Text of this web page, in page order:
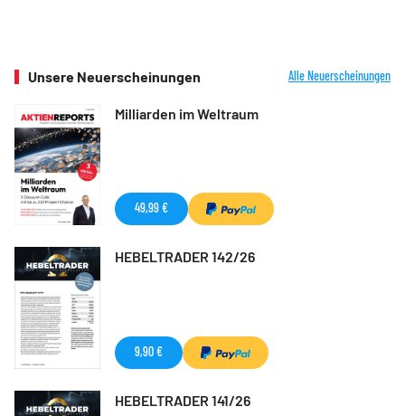
Unsere Neuerscheinungen Alle Neuerscheinungen
Milliarden im Weltraum
49,99 €
HEBELTRADER 142/26
9,90 €
HEBELTRADER 141/26